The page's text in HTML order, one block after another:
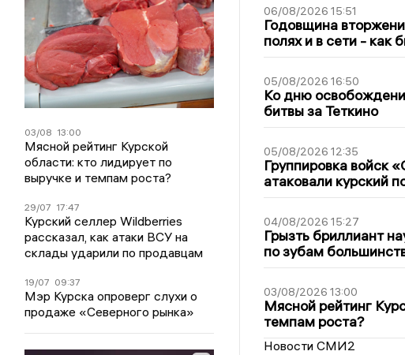
03/08 13:00
Мясной рейтинг Курской
области: кто лидирует по
выручке и темпам роста?
29/07 17:47
Курский селлер Wildberries
рассказал, как атаки ВСУ на
склады ударили по продавцам
19/07 09:37
Мэр Курска опроверг слухи о
продаже «Северного рынка»
06/08/2026 15:51
Годовщина
полях и в сети - как
05/08/2026 16:50
Ко дню
битвы за Теткино
05/08/2026 12:35
Группировка войск
атаковали курский
04/08/2026 15:27
Грызть бриллиант
по зубам
03/08/2026 13:00
Мясной рейтинг
темпам роста?
Новости СМИ2